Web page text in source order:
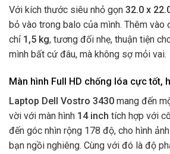
Với kích thước siêu nhỏ gọn 32.0 x
bỏ vào trong balo của mình. Thêm vào
chỉ 1,5 kg, tương đối nhẹ, thuận tiện
mình bất cứ đâu, mà không sợ mỏi vai.
Màn hình Full HD chống lóa cực tốt,
Laptop Dell Vostro 3430 mang đến
vời với màn hình 14 inch tích hợp với
đến góc nhìn rộng 178 độ, cho hình
bạn ngồi nghiêng. Cùng với đó là độ